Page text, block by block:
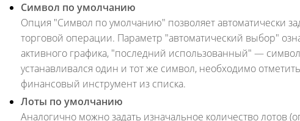
Символ по умолчанию
Опция "Символ по умолчанию" позволяет автоматически
торговой операции. Параметр "автоматический выбор"
активного графика, "последний использованный" —
устанавливался один и тот же символ, необходимо
финансовый инструмент из списка.
Лоты по умолчанию
Аналогично можно задать изначальное количество